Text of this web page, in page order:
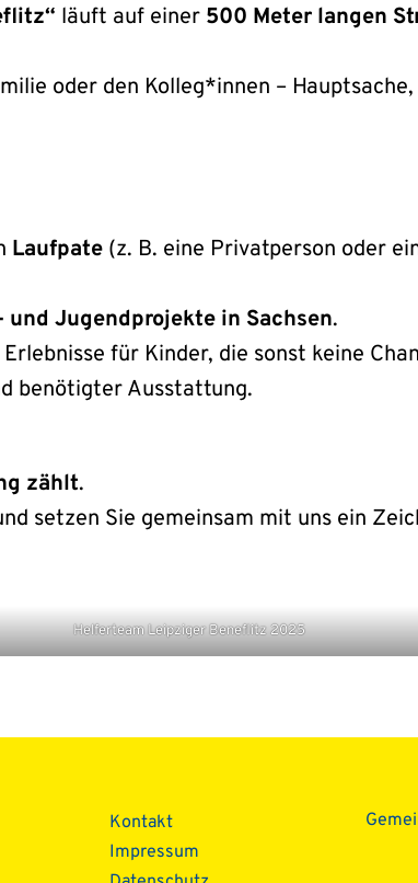
läuft auf einer 500 Meter langen
oder den Kolleg*innen –
Laufpate(z. B. eine Privatperson oder
und Jugendprojekte in Sachsen.
für Kinder, die sonst keine
benötigter Ausstattung.
zählt.
setzen Sie gemeinsam mit uns ein
Helferteam Leipziger Beneflitz 2025
Kontakt
Impressum